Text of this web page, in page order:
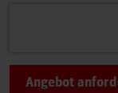
Angebot